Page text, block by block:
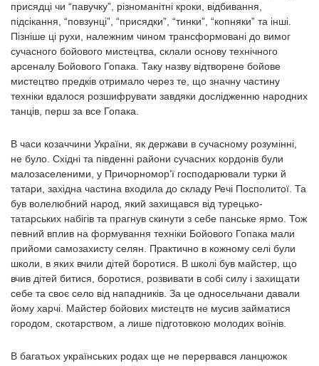
присядці чи “павучку”, різноманітні кроки, відбивання,
підсікання, “повзунці”, “присядки”, “тинки”, “копняки” та інші.
Пізніше ці рухи, належним чином трансформовані до вимог
сучасного бойового мистецтва, склали основу технічного
арсеналу Бойового Гопака. Таку назву відтворене бойове
мистецтво предків отримало через те, що значну частину
техніки вдалося розшифрувати завдяки дослідженню народних
танців, перш за все Гопака.
В часи козаччини України, як держави в сучасному розумінні,
не було. Східні та південні райони сучасних кордонів були
малозаселеними, у Причорномор’ї господарювали турки й
татари, західна частина входила до складу Речі Посполитої. Та
був волелюбний народ, який захищався від турецько-
татарських набігів та прагнув скинути з себе панське ярмо. Тож
певний вплив на формування техніки Бойового Гопака мали
прийоми самозахисту селян. Практично в кожному селі були
школи, в яких вчили дітей боротися. В школі був майстер, що
вчив дітей битися, боротися, розвивати в собі силу і захищати
себе та своє село від нападників. За це односельчани давали
йому харчі. Майстер бойових мистецтв не мусив займатися
городом, скотарством, а лише підготовкою молодих воїнів.
В багатьох українських родах ще не перервався ланцюжок